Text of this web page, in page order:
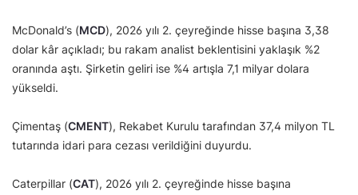
McDonald’s (MCD), 2026 yılı 2. çeyreğinde hisse başına 3,38
dolar kâr açıkladı; bu rakam analist beklentisini yaklaşık %2
oranında aştı. Şirketin geliri ise %4 artışla 7,1 milyar dolara
yükseldi.
Çimentaş (CMENT), Rekabet Kurulu tarafından 37,4 milyon TL
tutarında idari para cezası verildiğini duyurdu.
Caterpillar (CAT), 2026 yılı 2. çeyreğinde hisse başına